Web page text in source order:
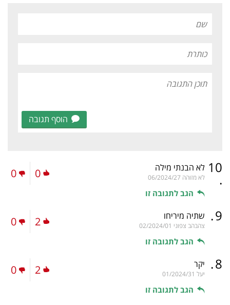
הוסף תגובה
10
.
לא הבנתי מילה
לא מזוהה 06/2024/27
הגב לתגובה זו
0
0
9
. שתיה מיריחו
צהבהב צפוני 02/2024/01
הגב לתגובה זו
2
0
8
. יקר
יעל 01/2024/31
הגב לתגובה זו
2
0